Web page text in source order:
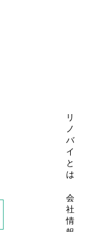
リ
ノ
バ
イ
と
は
会
社
情